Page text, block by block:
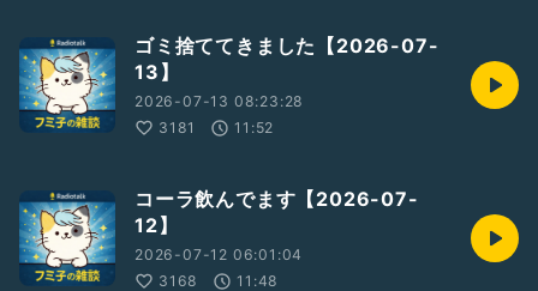
ゴミ捨ててきました【2026-07-
13】
2026-07-13 08:23:28
3181
11:52
コーラ飲んでます【2026-07-
12】
2026-07-12 06:01:04
3168
11:48